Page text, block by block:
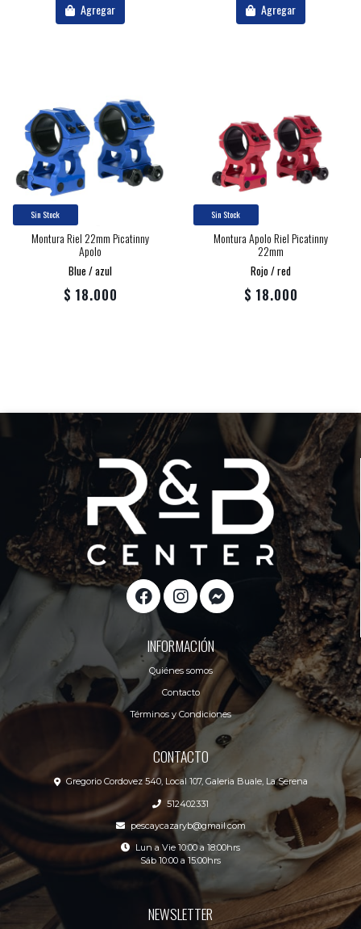
Agregar Agregar
Sin Stock
Montura Riel 22mm Picatinny
Apolo
Blue / azul
$ 18.000
Sin Stock
Montura Apolo Riel Picatinny
22mm
Rojo / red
$ 18.000
INFORMACIÓN
Quiénes somos
Contacto
Términos y Condiciones
CONTACTO
Gregorio Cordovez 540, Local 107, Galeria Buale, La Serena
512402331
pescaycazaryb@gmail.com
Lun a Vie 10:00 a 18:00hrs
Sáb 10:00 a 15:00hrs
NEWSLETTER